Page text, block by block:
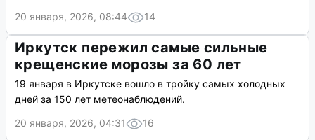
20 января, 2026, 08:44
14